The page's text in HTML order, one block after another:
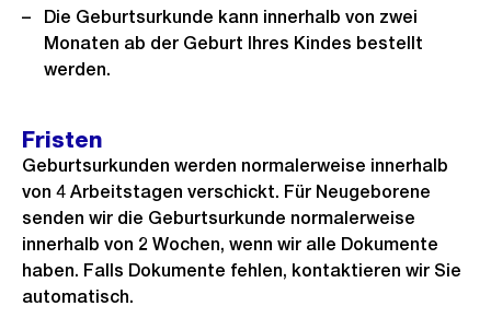
Die Geburtsurkunde kann innerhalb von zwei
Monaten ab der Geburt Ihres Kindes bestellt
werden.
Fristen
Geburtsurkunden werden normalerweise innerhalb
von 4 Arbeitstagen verschickt. Für Neugeborene
senden wir die Geburtsurkunde normalerweise
innerhalb von 2 Wochen, wenn wir alle Dokumente
haben. Falls Dokumente fehlen, kontaktieren wir Sie
automatisch.